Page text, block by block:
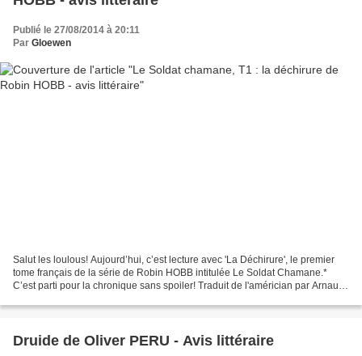
Publié le 27/08/2014 à 20:11
Par Gloewen
Salut les loulous! Aujourd’hui, c’est lecture avec 'La Déchirure', le premier
tome français de la série de Robin HOBB intitulée Le Soldat Chamane.*
C’est parti pour la chronique sans spoiler! Traduit de l'américian par Arnaud
Druide de Oliver PERU - Avis littéraire